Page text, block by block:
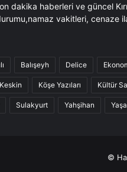
dakika haberleri ve güncel
vakitleri, cenaze
Balışeyh Delice
Keskin Köşe Yazıları Kültür
Sulakyurt Yahşihan
©